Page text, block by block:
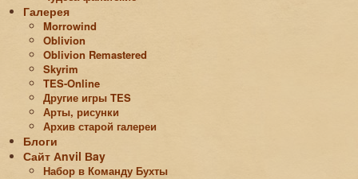
Галерея
Morrowind
Oblivion
Oblivion Remastered
Skyrim
TES-Online
Другие игры TES
Арты, рисунки
Архив старой галереи
Блоги
Сайт Аnvil Вay
Набор в Команду Бухты